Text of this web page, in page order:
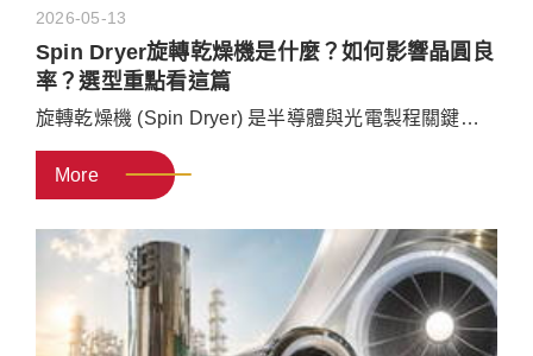
2026-05-13
Spin Dryer旋轉乾燥機是什麼？如何影響晶圓良
率？選型重點看這篇
旋轉乾燥機 (Spin Dryer) 是半導體與光電製程關鍵。
本文將深入解說運作原理與採購指南：探討離心力乾
燥技術、高潔淨防污染設計及現場異常排除方法。選
圓良率，為您的產線打造高效穩定的乾燥製程。
More